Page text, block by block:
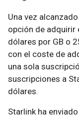
Una vez
opción de adquirir
dólares por GB o
con el coste de
una sola
suscripciones a
dólares.
Starlink ha